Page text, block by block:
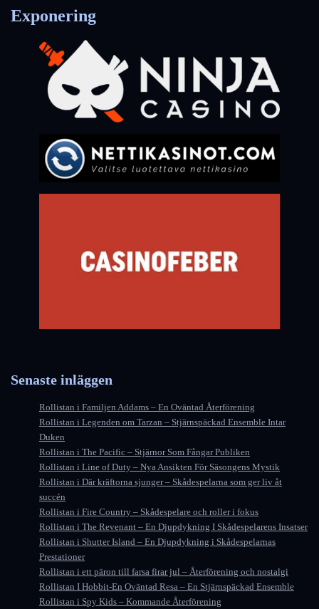
Exponering
Senaste inläggen
Rollistan i Familjen Addams – En Oväntad Återförening
Rollistan i Legenden om Tarzan – Stjärnspäckad Ensemble Intar
Duken
Rollistan i The Pacific – Stjärnor Som Fångar Publiken
Rollistan i Line of Duty – Nya Ansikten För Säsongens Mystik
Rollistan i Där kräftorna sjunger – Skådespelarna som ger liv åt
succén
Rollistan i Fire Country – Skådespelare och roller i fokus
Rollistan i The Revenant – En Djupdykning I Skådespelarens Insatser
Rollistan i Shutter Island – En Djupdykning i Skådespelarnas
Prestationer
Rollistan i ett päron till farsa firar jul – Återförening och nostalgi
Rollistan I Hobbit-En Oväntad Resa – En Stjärnspäckad Ensemble
Rollistan i Spy Kids – Kommande Återförening